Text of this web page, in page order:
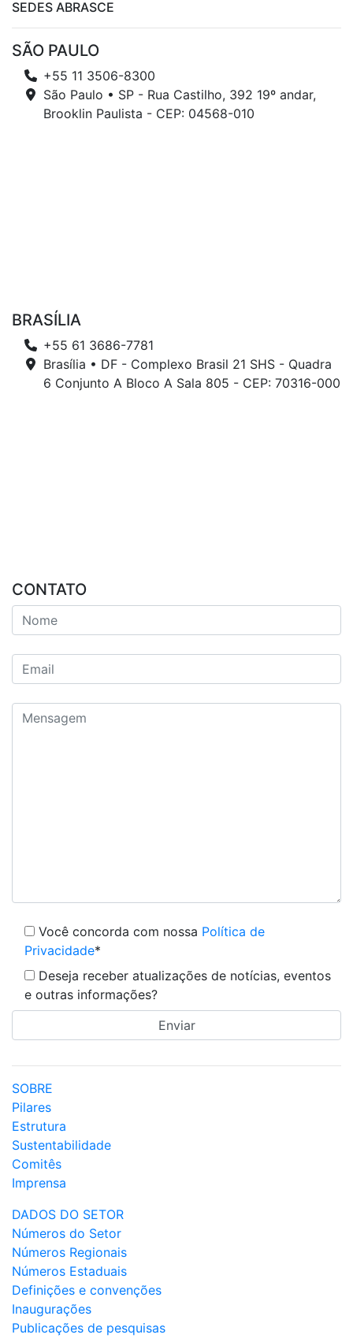
SEDES ABRASCE
SÃO PAULO
+55 11 3506-8300
São Paulo • SP - Rua Castilho, 392 19º andar,
Brooklin Paulista - CEP: 04568-010
BRASÍLIA
+55 61 3686-7781
Brasília • DF - Complexo Brasil 21 SHS - Quadra
6 Conjunto A Bloco A Sala 805 - CEP: 70316-000
CONTATO
Você concorda com nossa Política de
Privacidade*
Deseja receber atualizações de notícias, eventos
e outras informações?
SOBRE
Pilares
Estrutura
Sustentabilidade
Comitês
Imprensa
DADOS DO SETOR
Números do Setor
Números Regionais
Números Estaduais
Definições e convenções
Inaugurações
Publicações de pesquisas